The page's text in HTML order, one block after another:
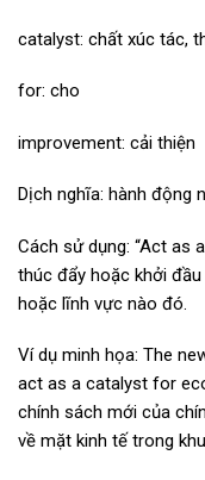
catalyst: chất xúc tác,
for: cho
improvement: cải thiện
Dịch nghĩa: hành động
Cách sử dụng: “Act as
thúc đẩy hoặc khởi
hoặc lĩnh vực nào đó.
Ví dụ minh họa: The
act as a catalyst for
chính sách mới của
về mặt kinh tế trong